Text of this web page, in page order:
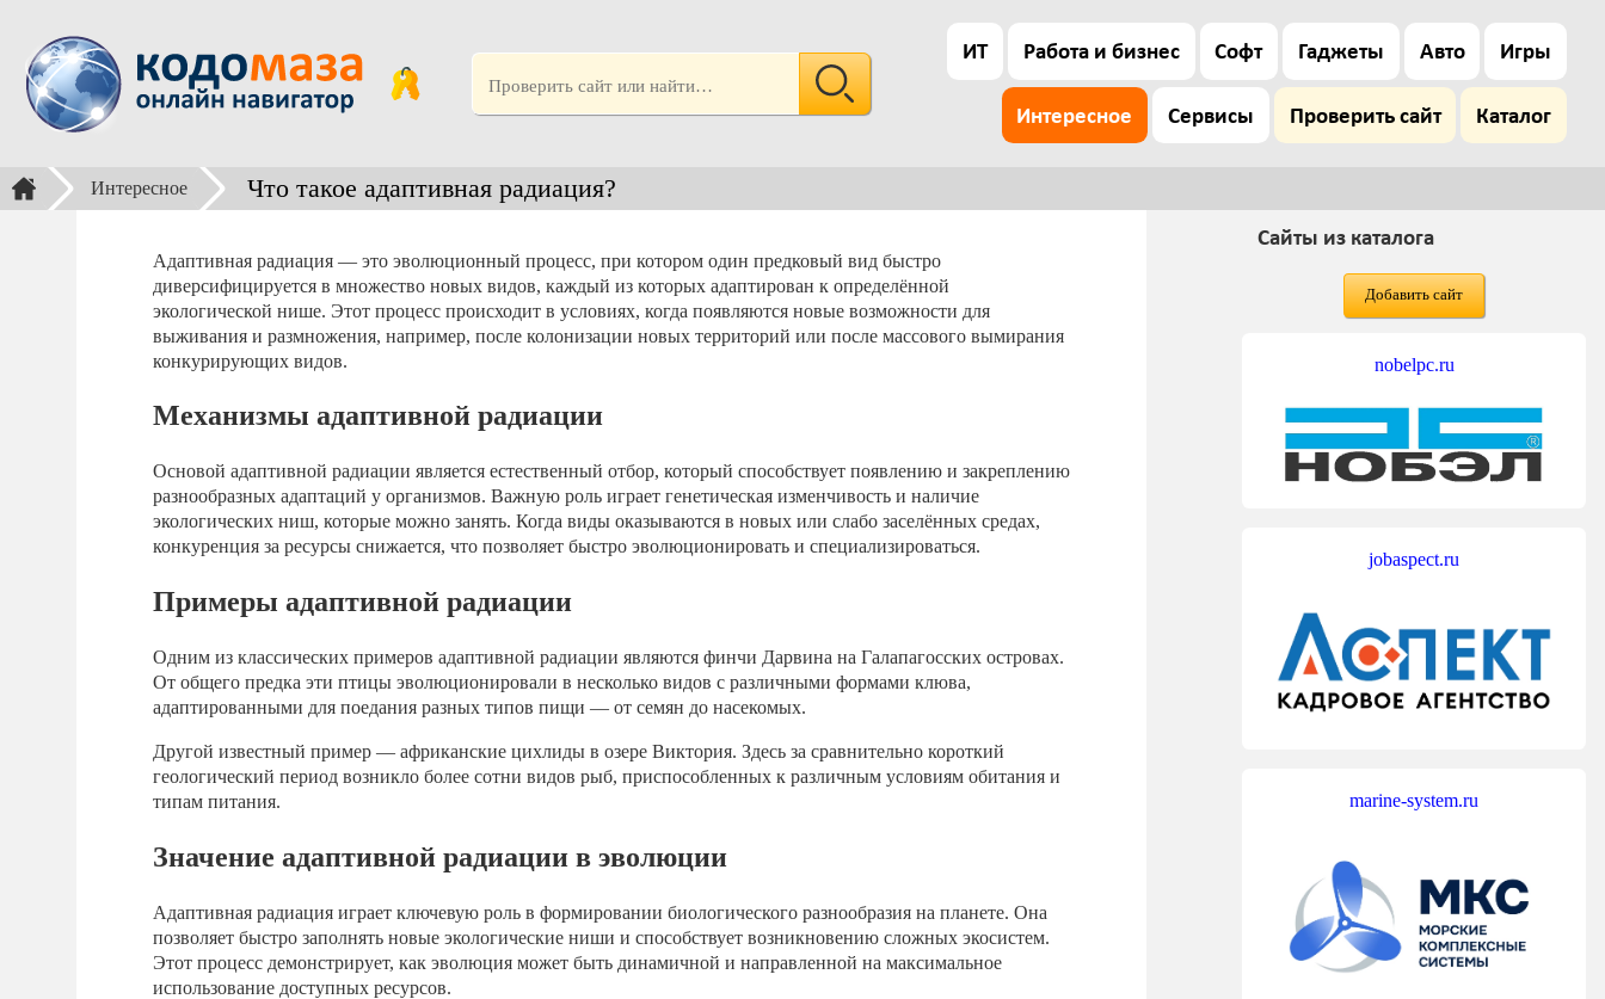
ИТ Работа и бизнес Софт Гаджеты Авто Игры
Интересное Сервисы Проверить сайт Каталог
Интересное Что такое адаптивная радиация?
Адаптивная радиация — это эволюционный процесс, при котором один предковый вид быстро
диверсифицируется в множество новых видов, каждый из которых адаптирован к определённой
экологической нише. Этот процесс происходит в условиях, когда появляются новые возможности для
выживания и размножения, например, после колонизации новых территорий или после массового вымирания
конкурирующих видов.
Механизмы адаптивной радиации
Основой адаптивной радиации является естественный отбор, который способствует появлению и закреплению
разнообразных адаптаций у организмов. Важную роль играет генетическая изменчивость и наличие
экологических ниш, которые можно занять. Когда виды оказываются в новых или слабо заселённых средах,
конкуренция за ресурсы снижается, что позволяет быстро эволюционировать и специализироваться.
Примеры адаптивной радиации
Одним из классических примеров адаптивной радиации являются финчи Дарвина на Галапагосских островах.
От общего предка эти птицы эволюционировали в несколько видов с различными формами клюва,
адаптированными для поедания разных типов пищи — от семян до насекомых.
Другой известный пример — африканские цихлиды в озере Виктория. Здесь за сравнительно короткий
геологический период возникло более сотни видов рыб, приспособленных к различным условиям обитания и
типам питания.
Значение адаптивной радиации в эволюции
Адаптивная радиация играет ключевую роль в формировании биологического разнообразия на планете. Она
позволяет быстро заполнять новые экологические ниши и способствует возникновению сложных экосистем.
Этот процесс демонстрирует, как эволюция может быть динамичной и направленной на максимальное
использование доступных ресурсов.
Сайты из каталога
Добавить сайт
nobelpc.ru
jobaspect.ru
marine-system.ru